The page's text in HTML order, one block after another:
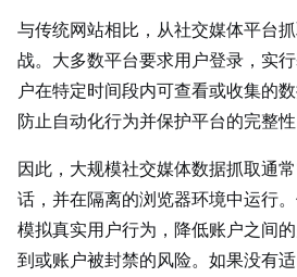
与传统网站相比，从社交媒体平台
战。大多数平台要求用户登录，实
户在特定时间段内可查看或收集的
防止自动化行为并保护平台的完整性
因此，大规模社交媒体数据抓取通
话，并在隔离的浏览器环境中运行
模拟真实用户行为，降低账户之间
到或账户被封禁的风险。如果没有